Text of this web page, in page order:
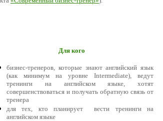
Для кого
бизнес-тренеров, которые знают английский язык
(как минимум на уровне Intermediate), ведут
тренинги на английском языке, хотят
совершенствоваться и получать обратную связь от
тренера
для тех, кто планирует вести тренинги на
английском языке